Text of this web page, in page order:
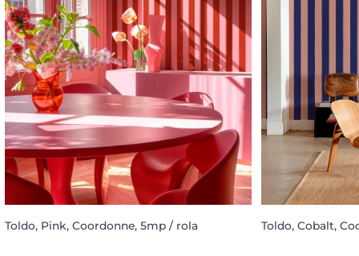
Toldo, Pink, Coordonne, 5mp / rola Toldo, Cobalt,